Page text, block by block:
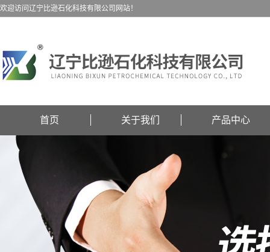
欢迎访问辽宁比逊石化科技有限公司网站！
首页 关于我们 产品中心